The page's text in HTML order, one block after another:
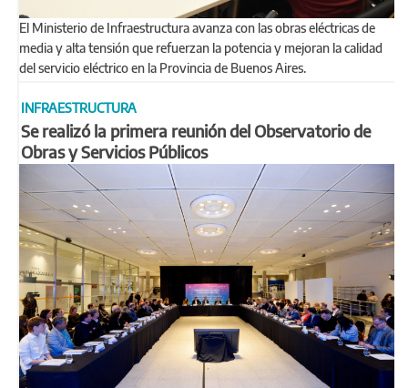
El Ministerio de Infraestructura avanza con las obras eléctricas de
media y alta tensión que refuerzan la potencia y mejoran la calidad
del servicio eléctrico en la Provincia de Buenos Aires.
INFRAESTRUCTURA
Se realizó la primera reunión del Observatorio de
Obras y Servicios Públicos